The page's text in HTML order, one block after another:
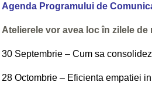
Agenda Programului de
Atelierele vor avea loc în zilele de
30 Septembrie – Cum sa
28 Octombrie – Eficienta empatiei